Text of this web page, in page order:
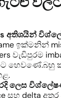
අතිශයින්
ඉක්මනින්
වැඩිපුරම
හෙවණේ.බහු
ලෙස
සහ delta